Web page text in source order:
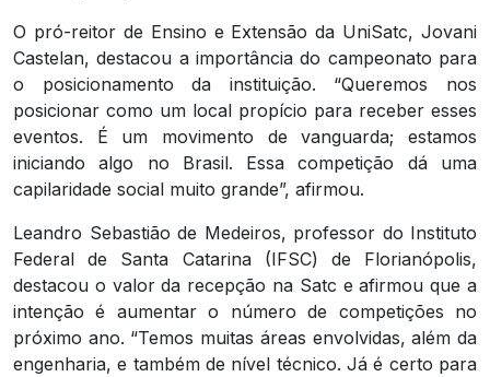
O pró-reitor de Ensino e Extensão da UniSatc, Jovani
Castelan, destacou a importância do campeonato para
o posicionamento da instituição. “Queremos nos
posicionar como um local propício para receber esses
eventos. É um movimento de vanguarda; estamos
iniciando algo no Brasil. Essa competição dá uma
capilaridade social muito grande”, afirmou.
Leandro Sebastião de Medeiros, professor do Instituto
Federal de Santa Catarina (IFSC) de Florianópolis,
destacou o valor da recepção na Satc e afirmou que a
intenção é aumentar o número de competições no
próximo ano. “Temos muitas áreas envolvidas, além da
engenharia, e também de nível técnico. Já é certo para